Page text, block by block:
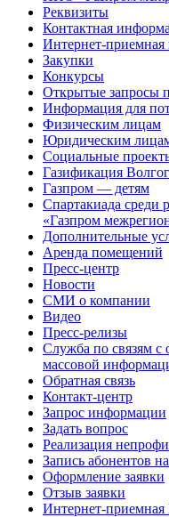
Реквизиты
Контактная
Интернет-приемная
Закупки
Конкурсы
Открытые запросы
Информация для
Физическим лицам
Юридическим
Социальные
Газификация
Газпром — детям
Спартакиада
«Газпром
Дополнительные
Аренда помещений
Пресс-центр
Новости
СМИ о компании
Видео
Пресс-релизы
Служба по связям с
массовой
Обратная связь
Контакт-центр
Запрос информации
Задать вопрос
Реализация
Запись абонентов
Оформление заявки
Отзыв заявки
Интернет-приемная